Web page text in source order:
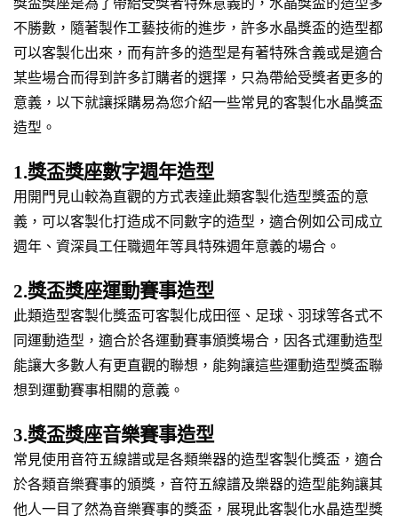
不勝數，隨著製作工藝技術的進步，許多水晶獎盃的造型都
可以客製化出來，而有許多的造型是有著特殊含義或是適合
某些場合而得到許多訂購者的選擇，只為帶給受獎者更多的
意義，以下就讓採購易為您介紹一些常見的客製化水晶獎盃
造型。
1.獎盃獎座數字週年造型
用開門見山較為直觀的方式表達此類客製化造型獎盃的意
義，可以客製化打造成不同數字的造型，適合例如公司成立
週年、資深員工任職週年等具特殊週年意義的場合。
2.獎盃獎座運動賽事造型
此類造型客製化獎盃可客製化成田徑、足球、羽球等各式不
同運動造型，適合於各運動賽事頒獎場合，因各式運動造型
能讓大多數人有更直觀的聯想，能夠讓這些運動造型獎盃聯
想到運動賽事相關的意義。
3.獎盃獎座音樂賽事造型
常見使用音符五線譜或是各類樂器的造型客製化獎盃，適合
於各類音樂賽事的頒獎，音符五線譜及樂器的造型能夠讓其
他人一目了然為音樂賽事的獎盃，展現此客製化水晶造型獎